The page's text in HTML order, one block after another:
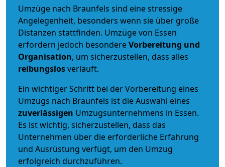
Umzüge nach Braunfels sind eine stressige
Angelegenheit, besonders wenn sie über große
Distanzen stattfinden. Umzüge von Essen
erfordern jedoch besondereVorbereitung und
Organisation, um sicherzustellen, dass alles
reibungslosverläuft.
Ein wichtiger Schritt bei der Vorbereitung eines
Umzugs nach Braunfels ist die Auswahl eines
zuverlässigen Umzugsunternehmens in Essen.
Es ist wichtig, sicherzustellen, dass das
Unternehmen über die erforderliche Erfahrung
und Ausrüstung verfügt, um den Umzug
erfolgreich durchzuführen.